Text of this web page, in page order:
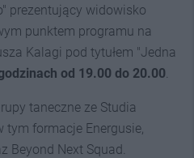
prezentujący widowisko
punktem programu na
Kalagi pod tytułem "Jedna
od 19.00 do 20.00.
taneczne ze Studia
tym formacje Energusie,
Beyond Next Squad.